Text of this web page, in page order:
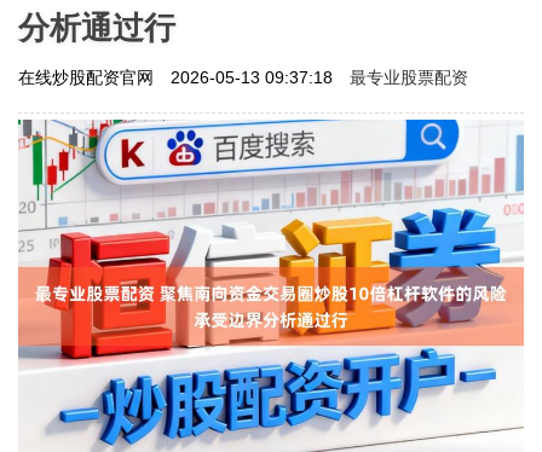
分析通过行
在线炒股配资官网 2026-05-13 09:37:18 最专业股票配资